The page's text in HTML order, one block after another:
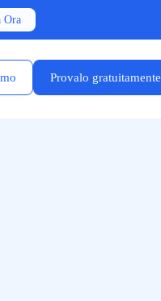
Ora
Provalo gratuitamente